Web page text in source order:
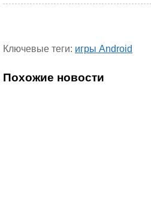
Ключевые теги: игры Android
Похожие новости